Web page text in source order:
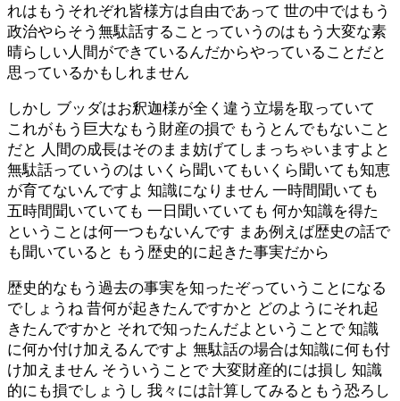
れはもうそれぞれ皆様方は自由であって 世の中ではもう
政治やらそう無駄話することっていうのはもう大変な素
晴らしい人間ができているんだからやっていることだと
思っているかもしれません
しかし ブッダはお釈迦様が全く違う立場を取っていて
これがもう巨大なもう財産の損で もうとんでもないこと
だと 人間の成長はそのまま妨げてしまっちゃいますよと
無駄話っていうのは いくら聞いてもいくら聞いても知恵
が育てないんですよ 知識になりません 一時間聞いても
五時間聞いていても 一日聞いていても 何か知識を得た
ということは何一つもないんです まあ例えば歴史の話で
も聞いていると もう歴史的に起きた事実だから
歴史的なもう過去の事実を知ったぞっていうことになる
でしょうね 昔何が起きたんですかと どのようにそれ起
きたんですかと それで知ったんだよということで 知識
に何か付け加えるんですよ 無駄話の場合は知識に何も付
け加えません そういうことで 大変財産的には損し 知識
的にも損でしょうし 我々には計算してみるともう恐ろし